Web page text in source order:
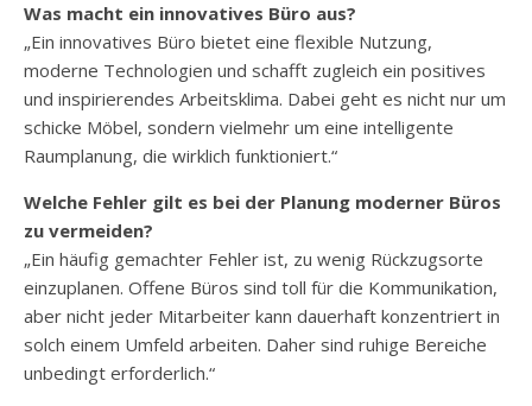
Was macht ein innovatives Büro aus?
„Ein innovatives Büro bietet eine flexible Nutzung,
moderne Technologien und schafft zugleich ein positives
und inspirierendes Arbeitsklima. Dabei geht es nicht nur um
schicke Möbel, sondern vielmehr um eine intelligente
Raumplanung, die wirklich funktioniert.“
Welche Fehler gilt es bei der Planung moderner Büros
zu vermeiden?
„Ein häufig gemachter Fehler ist, zu wenig Rückzugsorte
einzuplanen. Offene Büros sind toll für die Kommunikation,
aber nicht jeder Mitarbeiter kann dauerhaft konzentriert in
solch einem Umfeld arbeiten. Daher sind ruhige Bereiche
unbedingt erforderlich.“